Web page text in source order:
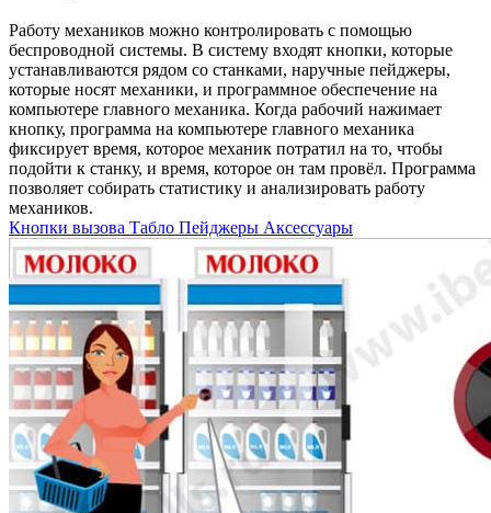
Работу механиков можно контролировать с помощью
беспроводной системы. В систему входят кнопки, которые
устанавливаются рядом со станками, наручные пейджеры,
которые носят механики, и программное обеспечение на
компьютере главного механика. Когда рабочий нажимает
кнопку, программа на компьютере главного механика
фиксирует время, которое механик потратил на то, чтобы
подойти к станку, и время, которое он там провёл. Программа
позволяет собирать статистику и анализировать работу
механиков.
Кнопки вызова Табло Пейджеры Аксессуары